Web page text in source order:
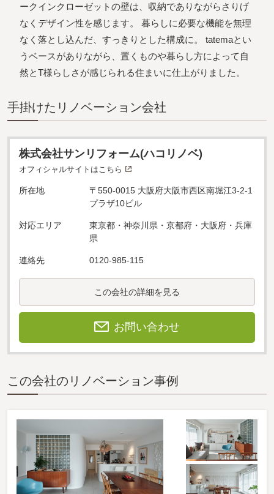
ークインクローゼットの壁は、収納でありながらさりげ
なくデザイン性を感じます。 暮らしに必要な機能を無理
なく落とし込んだ、すっきりとした構成に。 tatemaとい
うベースがありながら、置くものや暮らし方によって自
然とT様らしさが感じられる住まいに仕上がりました。
⼿掛けたリノベーション会社
株式会社サンリフォーム(ハコリノベ)
オフィシャルサイトはこちら
所在地
〒550-0015 大阪府大阪市西区南堀江3-2-1
プラザ10ビル
対応エリア
東京都・神奈川県・京都府・大阪府・兵庫
県
連絡先 0120-985-115
この会社の詳細を見る
お問い合わせ
この会社のリノベーション事例